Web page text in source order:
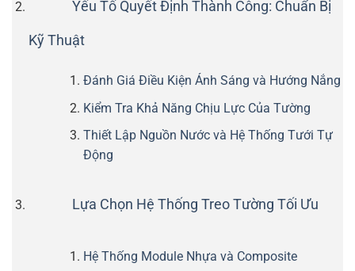
Yếu Tố Quyết Định Thành Công: Chuẩn Bị
Kỹ Thuật
Đánh Giá Điều Kiện Ánh Sáng và Hướng Nắng
Kiểm Tra Khả Năng Chịu Lực Của Tường
Thiết Lập Nguồn Nước và Hệ Thống Tưới Tự
Động
Lựa Chọn Hệ Thống Treo Tường Tối Ưu
Hệ Thống Module Nhựa và Composite